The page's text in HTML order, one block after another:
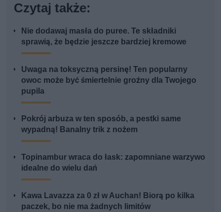
Czytaj także:
Nie dodawaj masła do puree. Te składniki
sprawią, że będzie jeszcze bardziej kremowe
Uwaga na toksyczną persinę! Ten popularny
owoc może być śmiertelnie groźny dla Twojego
pupila
Pokrój arbuza w ten sposób, a pestki same
wypadną! Banalny trik z nożem
Topinambur wraca do łask: zapomniane warzywo
idealne do wielu dań
Kawa Lavazza za 0 zł w Auchan! Biorą po kilka
paczek, bo nie ma żadnych limitów